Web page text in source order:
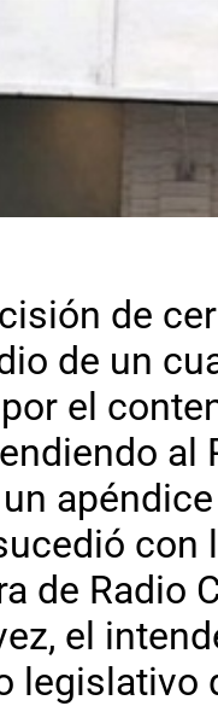
de
de un
el
al
de Radio
el
legislativo